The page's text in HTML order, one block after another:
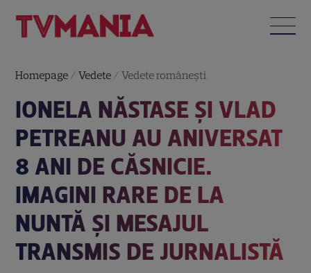
Homepage /Vedete /Vedete româneşti
IONELA NĂSTASE ȘI VLAD
PETREANU AU ANIVERSAT
8 ANI DE CĂSNICIE.
IMAGINI RARE DE LA
NUNTĂ ȘI MESAJUL
TRANSMIS DE JURNALISTĂ